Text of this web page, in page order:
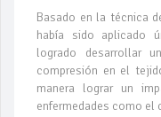
Basado en la técnica
había sido aplicado
logrado desarrollar
compresión en el
manera lograr un
enfermedades como el